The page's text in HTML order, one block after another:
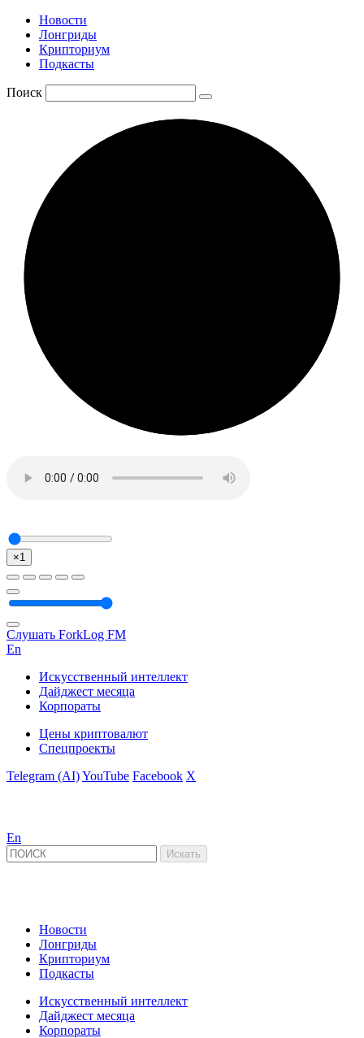
Новости
Лонгриды
Крипториум
Подкасты
Поиск
×1
Слушать ForkLog FM
En
Искусственный интеллект
Дайджест месяца
Корпораты
Цены криптовалют
Спецпроекты
Telegram (AI)YouTube Facebook X
En
Новости
Лонгриды
Крипториум
Подкасты
Искусственный интеллект
Дайджест месяца
Корпораты